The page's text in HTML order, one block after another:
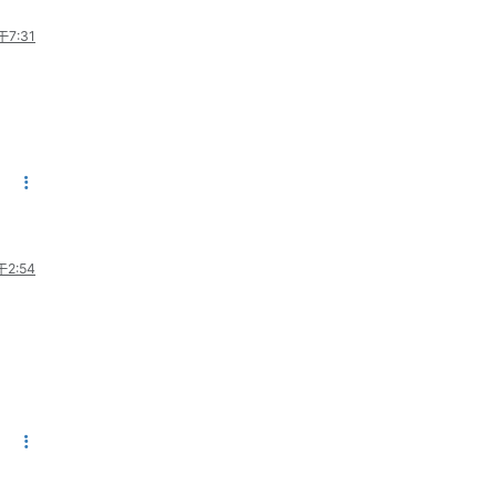
7:31
2:54